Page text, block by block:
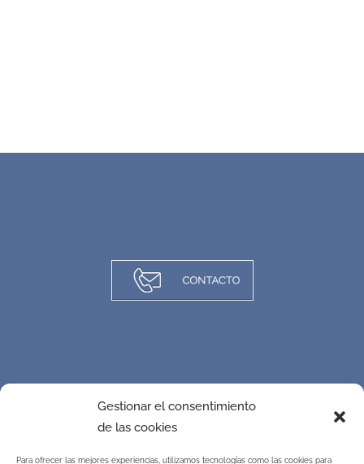
Gestionar el consentimiento
de las cookies
Para ofrecer las mejores experiencias, utilizamos tecnologías como las cookies para